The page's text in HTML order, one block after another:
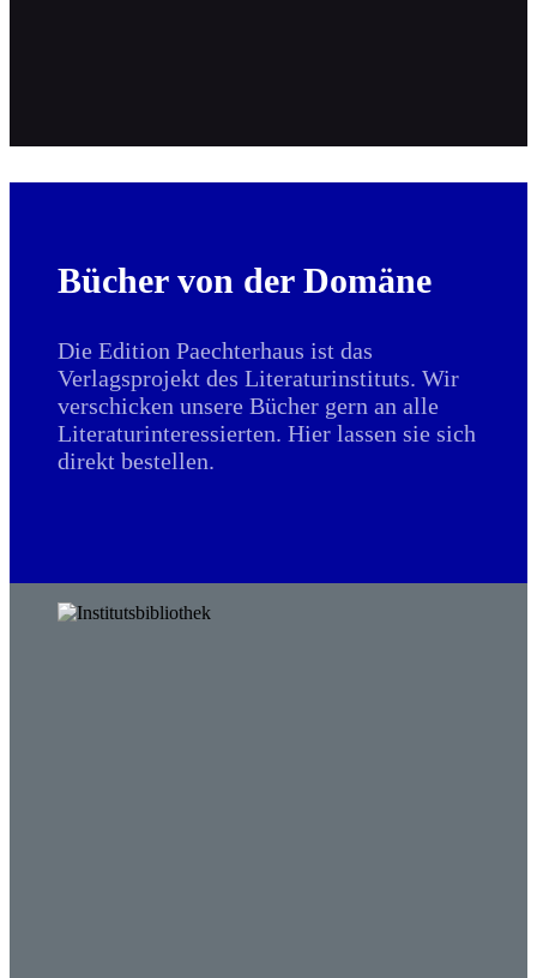
Bücher von der Domäne
Die Edition Paechterhaus ist das
Verlagsprojekt des Literaturinstituts. Wir
verschicken unsere Bücher gern an alle
Literaturinteressierten. Hier lassen sie sich
direkt bestellen.